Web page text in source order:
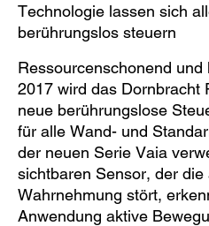
Technologie lassen sich
berührungslos steuern
Ressourcenschonend
2017 wird das Dornbracht
neue berührungslose
für alle Wand- und
der neuen Serie Vaia
sichtbaren Sensor, der die
Wahrnehmung stört,
Anwendung aktive